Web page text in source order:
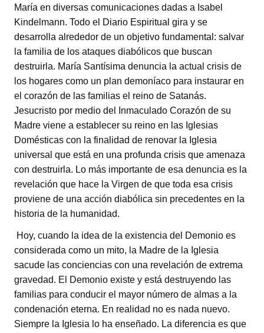
María en diversas comunicaciones dadas a Isabel
Kindelmann. Todo el Diario Espiritual gira y se
desarrolla alrededor de un objetivo fundamental: salvar
la familia de los ataques diabólicos que buscan
destruirla. María Santísima denuncia la actual crisis de
los hogares como un plan demoníaco para instaurar en
el corazón de las familias el reino de Satanás.
Jesucristo por medio del Inmaculado Corazón de su
Madre viene a establecer su reino en las Iglesias
Domésticas con la finalidad de renovar la Iglesia
universal que está en una profunda crisis que amenaza
con destruirla. Lo más importante de esa denuncia es la
revelación que hace la Virgen de que toda esa crisis
proviene de una acción diabólica sin precedentes en la
historia de la humanidad.
Hoy, cuando la idea de la existencia del Demonio es
considerada como un mito, la Madre de la Iglesia
sacude las conciencias con una revelación de extrema
gravedad. El Demonio existe y está destruyendo las
familias para conducir el mayor número de almas a la
condenación eterna. En realidad no es nada nuevo.
Siempre la Iglesia lo ha enseñado. La diferencia es que